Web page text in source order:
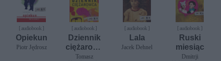
[ audiobook ]
Opiekun
Piotr Jędrosz
[ audiobook ]
Dziennik
ciężarowc
a
Tomasz
[ audiobook ]
Lala
Jacek Dehnel
[ audiobook ]
Ruski
miesiąc
Dmitrji